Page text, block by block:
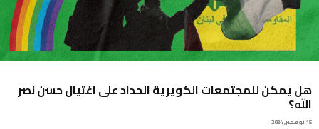
هل يمكن للمجتمعات الكويرية الحداد على اغتيال حسن نصر
الله؟
15 نوفمبر, 2024